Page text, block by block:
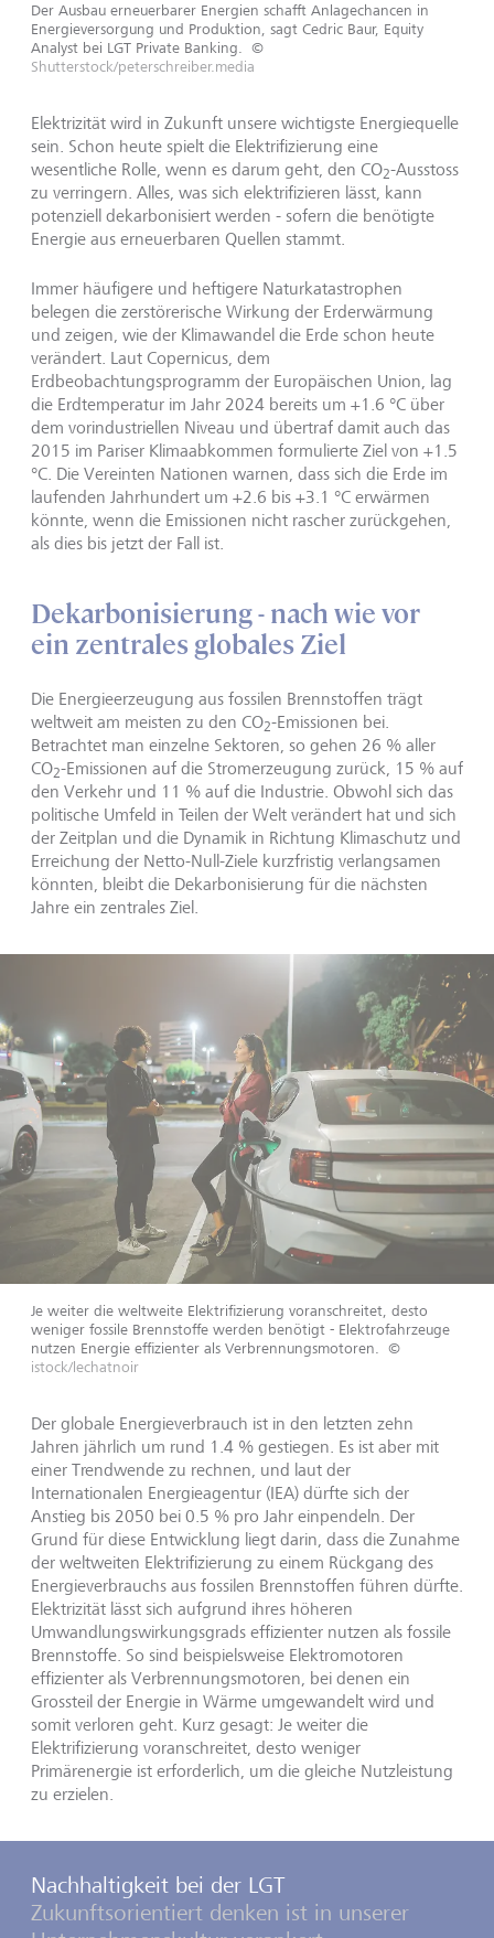
Der Ausbau erneuerbarer Energien schafft Anlagechancen in
Energieversorgung und Produktion, sagt Cedric Baur, Equity
Analyst bei LGT Private Banking.
©
Shutterstock/peterschreiber.media
Elektrizität wird in Zukunft unsere wichtigste Energiequelle
sein. Schon heute spielt die Elektrifizierung eine
wesentliche Rolle, wenn es darum geht, den CO2-Ausstoss
zu verringern. Alles, was sich elektrifizieren lässt, kann
potenziell dekarbonisiert werden - sofern die benötigte
Energie aus erneuerbaren Quellen stammt.
Immer häufigere und heftigere Naturkatastrophen
belegen die zerstörerische Wirkung der Erderwärmung
und zeigen, wie der Klimawandel die Erde schon heute
verändert. Laut Copernicus, dem
Erdbeobachtungsprogramm der Europäischen Union, lag
die Erdtemperatur im Jahr 2024 bereits um +1.6 °C über
dem vorindustriellen Niveau und übertraf damit auch das
2015 im Pariser Klimaabkommen formulierte Ziel von +1.5
°C. Die Vereinten Nationen warnen, dass sich die Erde im
laufenden Jahrhundert um +2.6 bis +3.1 °C erwärmen
könnte, wenn die Emissionen nicht rascher zurückgehen,
als dies bis jetzt der Fall ist.
Dekarbonisierung - nach wie vor
ein zentrales globales Ziel
Die Energieerzeugung aus fossilen Brennstoffen trägt
weltweit am meisten zu den CO2-Emissionen bei.
Betrachtet man einzelne Sektoren, so gehen 26 % aller
CO2-Emissionen auf die Stromerzeugung zurück, 15 % auf
den Verkehr und 11 % auf die Industrie. Obwohl sich das
politische Umfeld in Teilen der Welt verändert hat und sich
der Zeitplan und die Dynamik in Richtung Klimaschutz und
Erreichung der Netto-Null-Ziele kurzfristig verlangsamen
könnten, bleibt die Dekarbonisierung für die nächsten
Jahre ein zentrales Ziel.
Je weiter die weltweite Elektrifizierung voranschreitet, desto
weniger fossile Brennstoffe werden benötigt - Elektrofahrzeuge
nutzen Energie effizienter als Verbrennungsmotoren.
©
istock/lechatnoir
Der globale Energieverbrauch ist in den letzten zehn
Jahren jährlich um rund 1.4 % gestiegen. Es ist aber mit
einer Trendwende zu rechnen, und laut der
Internationalen Energieagentur (IEA) dürfte sich der
Anstieg bis 2050 bei 0.5 % pro Jahr einpendeln. Der
Grund für diese Entwicklung liegt darin, dass die Zunahme
der weltweiten Elektrifizierung zu einem Rückgang des
Energieverbrauchs aus fossilen Brennstoffen führen dürfte.
Elektrizität lässt sich aufgrund ihres höheren
Umwandlungswirkungsgrads effizienter nutzen als fossile
Brennstoffe. So sind beispielsweise Elektromotoren
effizienter als Verbrennungsmotoren, bei denen ein
Grossteil der Energie in Wärme umgewandelt wird und
somit verloren geht. Kurz gesagt: Je weiter die
Elektrifizierung voranschreitet, desto weniger
Primärenergie ist erforderlich, um die gleiche Nutzleistung
zu erzielen.
Nachhaltigkeit bei der LGT
Zukunftsorientiert denken ist in unserer